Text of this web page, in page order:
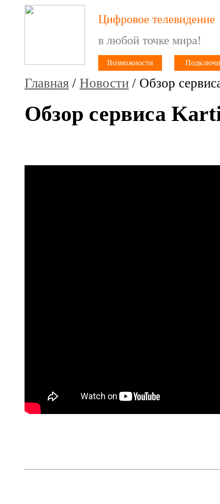
Цифровое телевидение
в любой точке мира!
Возможности
Главная / Новости / Обзор
Обзор сервиса